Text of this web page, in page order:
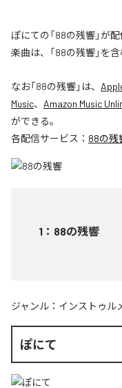
ぽにての「88の残響」が
楽曲は、「88の残響」を
なお「88の残響」は、
Music、 Amazon Music
ができる。
各配信サービス： 88の残
1 ： 88の残響
ジャンル： インストゥル
ぽにて